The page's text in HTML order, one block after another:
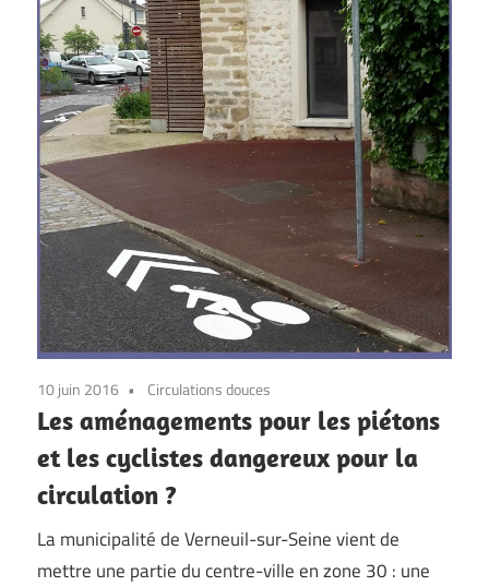
10 juin 2016 Circulations douces
Les aménagements pour les piétons
et les cyclistes dangereux pour la
circulation ?
La municipalité de Verneuil-sur-Seine vient de
mettre une partie du centre-ville en zone 30 : une